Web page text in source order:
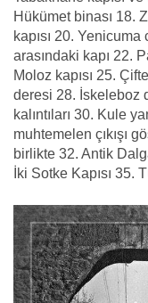
Hükümet binası 18.
kapısı 20.
arasındaki kapı 22.
Moloz kapısı 25.
deresi 28. İskeleboz
kalıntıları 30. Kule
muhtemelen çıkışı
birlikte 32. Antik
İki Sotke Kapısı 35.